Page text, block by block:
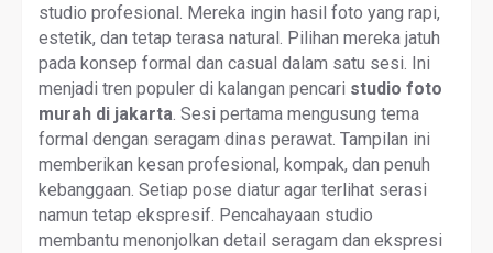
studio profesional. Mereka ingin hasil foto yang rapi,
estetik, dan tetap terasa natural. Pilihan mereka jatuh
pada konsep formal dan casual dalam satu sesi. Ini
menjadi tren populer di kalangan pencari studio foto
murah di jakarta. Sesi pertama mengusung tema
formal dengan seragam dinas perawat. Tampilan ini
memberikan kesan profesional, kompak, dan penuh
kebanggaan. Setiap pose diatur agar terlihat serasi
namun tetap ekspresif. Pencahayaan studio
membantu menonjolkan detail seragam dan ekspresi